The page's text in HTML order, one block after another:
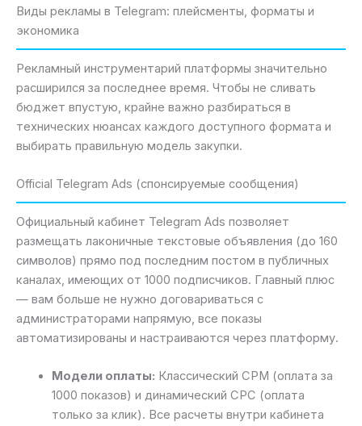
Виды рекламы в Telegram: плейсменты, форматы и
экономика
Рекламный инструментарий платформы значительно
расширился за последнее время. Чтобы не сливать
бюджет впустую, крайне важно разбираться в
технических нюансах каждого доступного формата и
выбирать правильную модель закупки.
Official Telegram Ads (спонсируемые сообщения)
Официальный кабинет Telegram Ads позволяет
размещать лаконичные текстовые объявления (до 160
символов) прямо под последним постом в публичных
каналах, имеющих от 1000 подписчиков. Главный плюс
— вам больше не нужно договариваться с
администраторами напрямую, все показы
автоматизированы и настраиваются через платформу.
Модели оплаты: Классический CPM (оплата за
1000 показов) и динамический CPC (оплата
только за клик). Все расчеты внутри кабинета